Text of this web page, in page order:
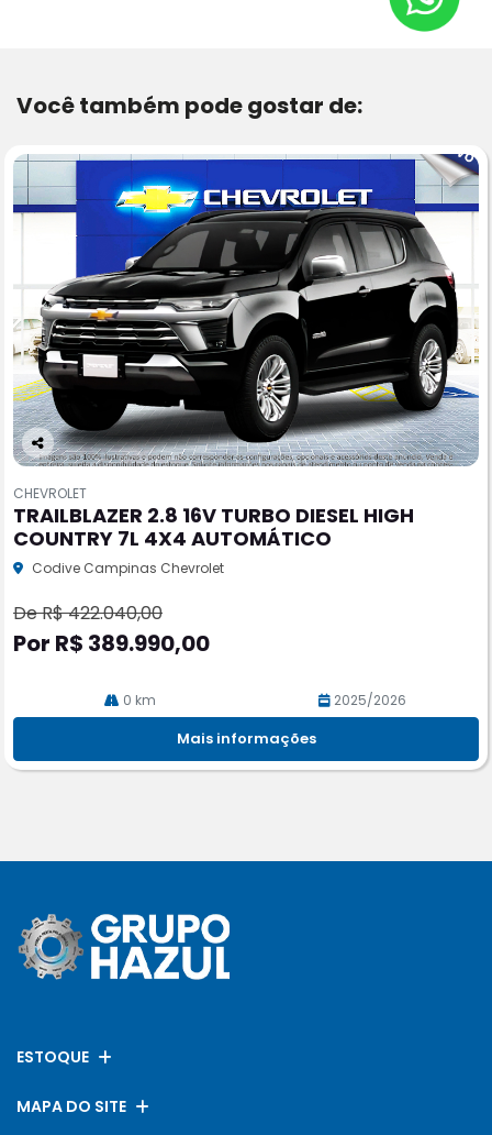
Você também pode gostar de:
Co
pa
rtil
he
CHEVROLET
TRAILBLAZER 2.8 16V TURBO DIESEL HIGH
COUNTRY 7L 4X4 AUTOMÁTICO
Codive Campinas Chevrolet
De R$ 422.040,00
Por R$ 389.990,00
0 km 2025/2026
Mais informações
ESTOQUE
MAPA DO SITE